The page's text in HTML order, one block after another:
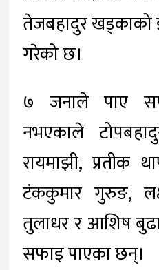
तेजबहादुर खड्काको
गरेको छ।
७ जनाले पाए
नभएकाले
रायमाझी, प्रतीक
टंककुमार गुरुङ,
तुलाधर र आशिष
सफाइ पाएका छन्।